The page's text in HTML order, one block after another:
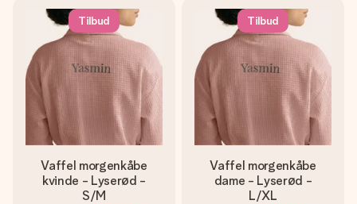
Tilbud
Vaffel morgenkåbe
kvinde - Lyserød -
S/M
Tilbud
Vaffel morgenkåbe
dame - Lyserød -
L/XL